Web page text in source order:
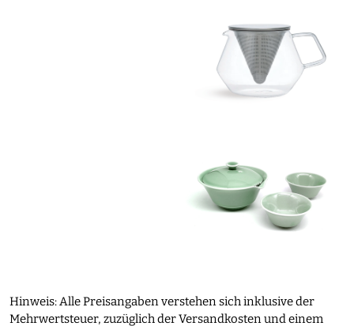
Hinweis: Alle Preisangaben verstehen sich inklusive der
Mehrwertsteuer, zuzüglich der Versandkosten und einem